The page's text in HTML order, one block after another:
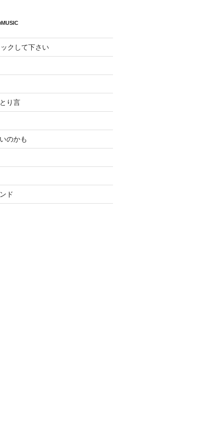
クして下さい
り言
のかも
ド